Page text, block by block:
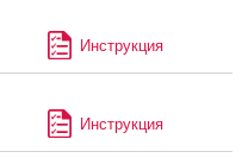
Инструкция
Инструкция